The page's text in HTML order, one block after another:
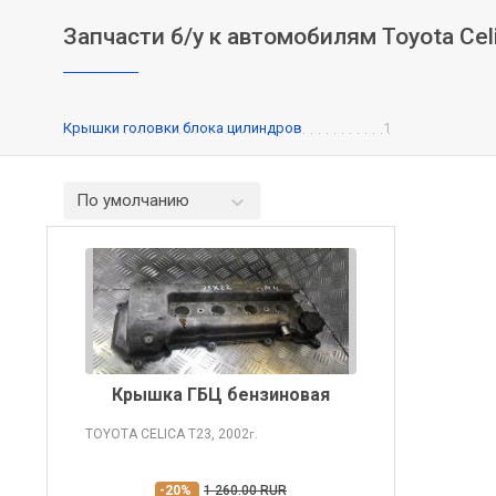
Запчасти б/у к автомобилям Toyota
Крышки головки блока цилиндров 1
По умолчанию
Крышка ГБЦ бензиновая
TOYOTA CELICA T23, 2002г.
-20% 1 260.00 RUR